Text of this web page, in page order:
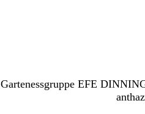
Gartenessgruppe EFE